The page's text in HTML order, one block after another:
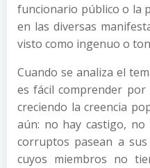
funcionario público o la
en las diversas
visto como ingenuo o
Cuando se analiza el
es fácil comprender
creciendo la creencia
aún: no hay castigo,
corruptos pasean a
cuyos miembros no